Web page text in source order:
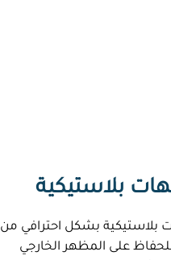
بلاستيكية
بلاستيكية بشكل احترافي من
على المظهر الخارجي